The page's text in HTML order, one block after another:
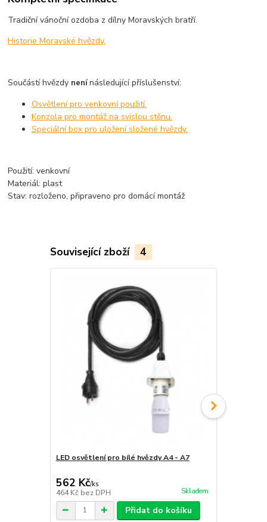
Tradiční vánoční ozdoba z dílny Moravských bratří.
Historie Moravské hvězdy.
Součástí hvězdy nenínásledující příslušenství:
Osvětlení pro venkovní použití.
Konzola pro montáž na svislou stěnu.
Speciální box pro uložení složené hvězdy.
Použití: venkovní
Materiál: plast
Stav: rozloženo, připraveno pro domácí montáž
Související zboží 4
LED osvětlení pro bílé hvězdy A4 - A7
562 Kč/ks
464 Kč bez DPH Skladem
Přidat do košíku